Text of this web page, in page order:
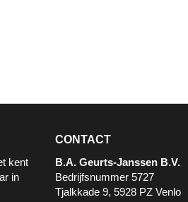
kent
in
CONTACT
B.A. Geurts-Janssen B.V.
Bedrijfsnummer 5727
Tjalkkade 9, 5928 PZ Venlo